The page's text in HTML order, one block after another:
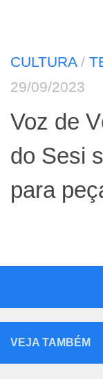
CULTURA/
29/09/2023
Voz de
do Sesi
para
VEJA TAMBÉM